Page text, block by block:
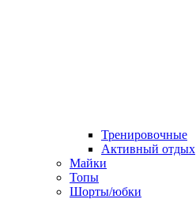
Тренировочные
Активный отдых
Майки
Топы
Шорты/юбки